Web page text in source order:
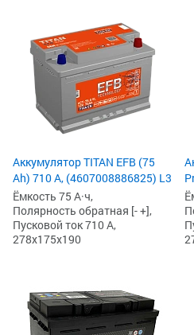
Аккумулятор TITAN EFB (75
Ah) 710 А, (4607008886825) L3
Ёмкость 75 А·ч,
Полярность обратная [- +],
Пусковой ток 710 А,
278x175x190